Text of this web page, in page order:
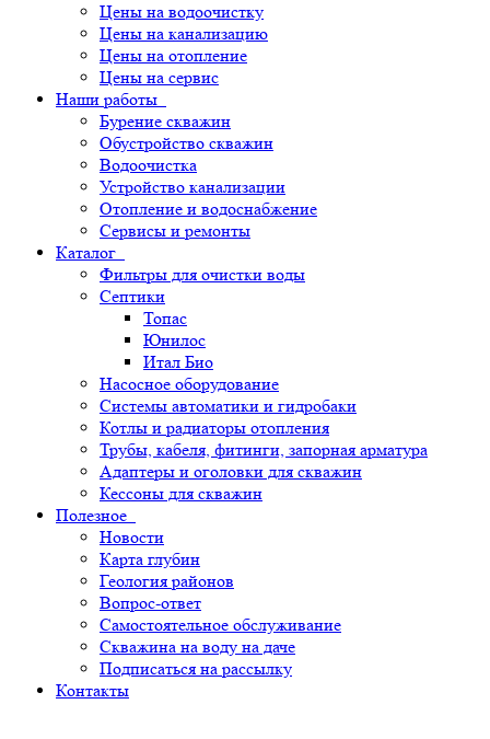
Цены на водоочистку
Цены на канализацию
Цены на отопление
Цены на сервис
Наши работы
Бурение скважин
Обустройство скважин
Водоочистка
Устройство канализации
Отопление и водоснабжение
Сервисы и ремонты
Каталог
Фильтры для очистки воды
Септики
Топас
Юнилос
Итал Био
Насосное оборудование
Системы автоматики и гидробаки
Котлы и радиаторы отопления
Трубы, кабеля, фитинги, запорная арматура
Адаптеры и оголовки для скважин
Кессоны для скважин
Полезное
Новости
Карта глубин
Геология районов
Вопрос-ответ
Самостоятельное обслуживание
Скважина на воду на даче
Подписаться на рассылку
Контакты